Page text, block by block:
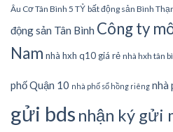
Âu Cơ Tân Bình 5 TỶ bất động sản Bình
động sản Tân Bình Công ty
Nam nhà hxh q10 giá rẻ nhà hxh tân
phố Quận 10 nhà phố sổ hồng riêng nhà
gửi bds nhận ký gửi